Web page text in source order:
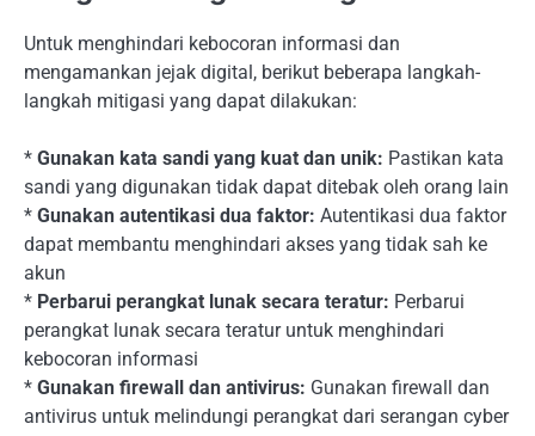
Untuk menghindari kebocoran informasi dan
mengamankan jejak digital, berikut beberapa langkah-
langkah mitigasi yang dapat dilakukan:
* Gunakan kata sandi yang kuat dan unik: Pastikan kata
sandi yang digunakan tidak dapat ditebak oleh orang lain
* Gunakan autentikasi dua faktor: Autentikasi dua faktor
dapat membantu menghindari akses yang tidak sah ke
akun
* Perbarui perangkat lunak secara teratur: Perbarui
perangkat lunak secara teratur untuk menghindari
kebocoran informasi
* Gunakan firewall dan antivirus: Gunakan firewall dan
antivirus untuk melindungi perangkat dari serangan cyber